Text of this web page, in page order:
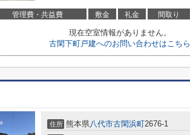
管理費・共益費 敷金 礼金 間取り
現在空室情報がありません。
古閑下町戸建へのお問い合わせはこちら
住所 熊本県八代市古閑浜町2676-1